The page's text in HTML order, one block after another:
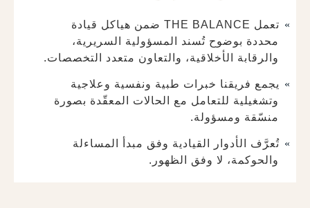
تعمل THE BALANCE ضمن هياكل قيادة
محددة بوضوح تُسند المسؤولية السريرية،
والرقابة الأخلاقية، والتعاون متعدد التخصصات.
يجمع فريقنا خبرات طبية ونفسية وعلاجية
وتشغيلية للتعامل مع الحالات المعقّدة بصورة
منسّقة ومسؤولة.
تُعرَّف الأدوار القيادية وفق مبدأ المساءلة
والحوكمة، لا وفق الظهور.